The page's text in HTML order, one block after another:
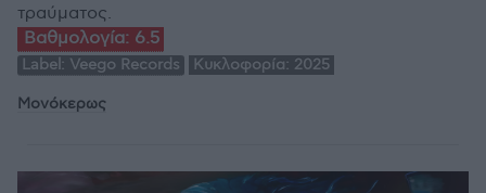
τραύματος.
Βαθμολογία: 6.5
Label: Veego Records Κυκλοφορία: 2025
Μονόκερως